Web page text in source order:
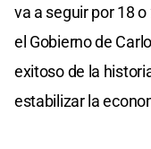
va a seguir por 18
el Gobierno de
exitoso de la
estabilizar la